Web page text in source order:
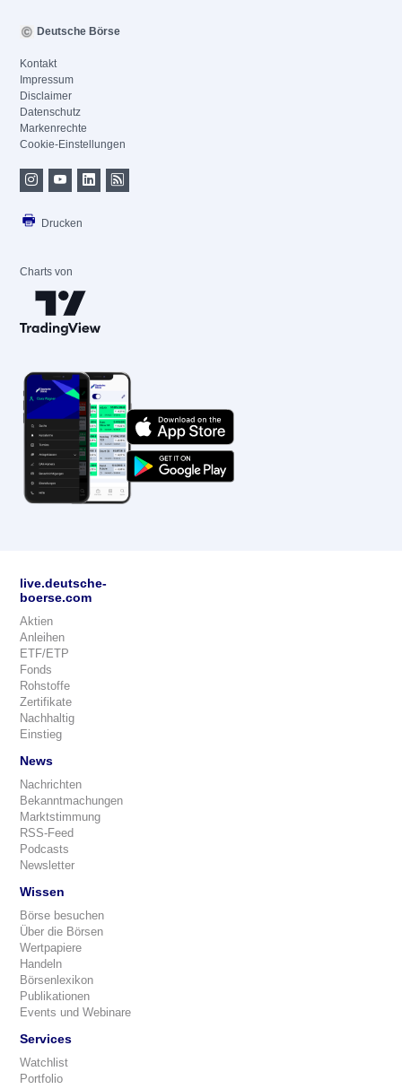
Deutsche Börse
Kontakt
Impressum
Disclaimer
Datenschutz
Markenrechte
Cookie-Einstellungen
Drucken
Charts von
live.deutsche-
boerse.com
Aktien
Anleihen
ETF/ETP
Fonds
Rohstoffe
Zertifikate
Nachhaltig
Einstieg
News
Nachrichten
Bekanntmachungen
Marktstimmung
RSS-Feed
Podcasts
Newsletter
Wissen
Börse besuchen
Über die Börsen
Wertpapiere
Handeln
Börsenlexikon
Publikationen
Events und Webinare
Services
Watchlist
Portfolio